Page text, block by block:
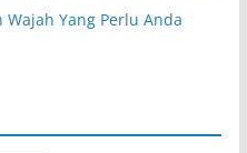
Yang Perlu Anda